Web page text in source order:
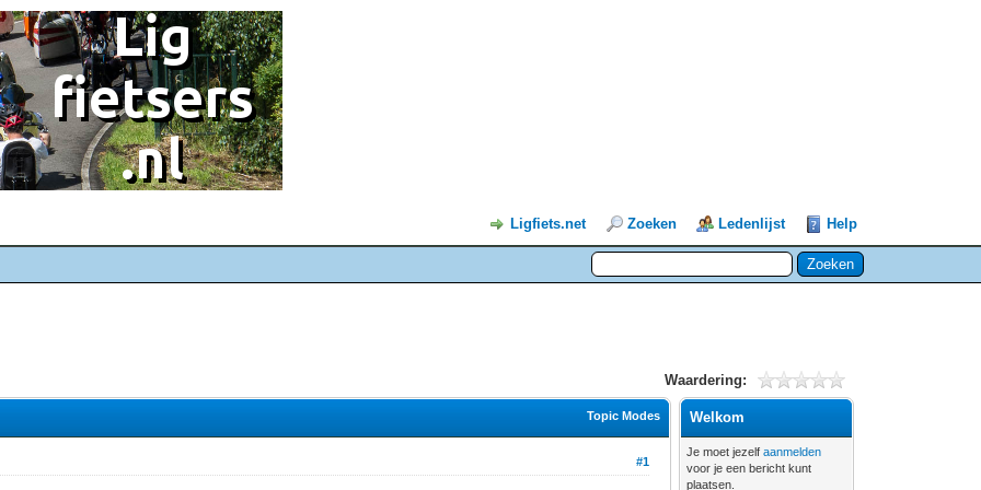
Ligfiets.net Zoeken Ledenlijst Help
Waardering:
Topic Modes
#1
Welkom
Je moet jezelfaanmelden
voor je een bericht kunt
plaatsen.